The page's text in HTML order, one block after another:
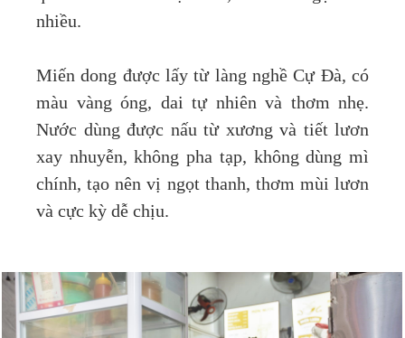
nhiều.
Miến dong được lấy từ làng nghề Cự Đà, có
màu vàng óng, dai tự nhiên và thơm nhẹ.
Nước dùng được nấu từ xương và tiết lươn
xay nhuyễn, không pha tạp, không dùng mì
chính, tạo nên vị ngọt thanh, thơm mùi lươn
và cực kỳ dễ chịu.